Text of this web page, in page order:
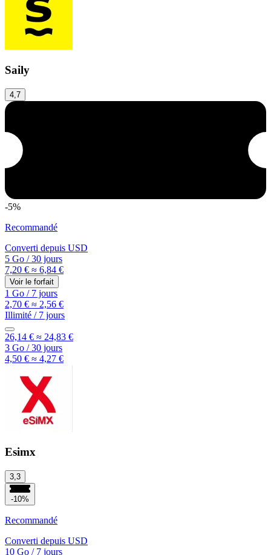
Saily
4,7
-5%
Recommandé
Converti depuis USD
5 Go /30 jours
7,20 € ≈ 6,84 €
Voir le forfait
1 Go /7 jours
2,70 € ≈ 2,56 €
Illimité /7 jours
26,14 € ≈ 24,83 €
3 Go /30 jours
4,50 € ≈ 4,27 €
Esimx
3,3
-10%
Recommandé
Converti depuis USD
10 Go /7 jours